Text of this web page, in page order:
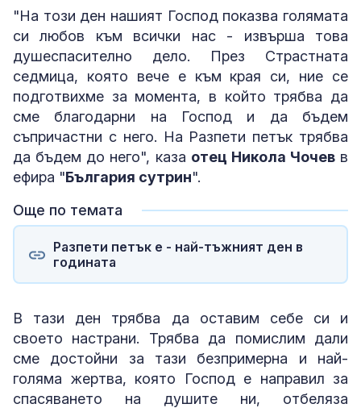
"На този ден нашият Господ показва голямата
си любов към всички нас - извърша това
душеспасително дело. През Страстната
седмица, която вече е към края си, ние се
подготвихме за момента, в който трябва да
сме благодарни на Господ и да бъдем
съпричастни с него. На Разпети петък трябва
да бъдем до него", каза отец Никола Чочевв
ефира "България сутрин".
Още по темата
Разпети петък е - най-тъжният ден в
годината
В тази ден трябва да оставим себе си и
своето настрани. Трябва да помислим дали
сме достойни за тази безпримерна и най-
голяма жертва, която Господ е направил за
спасяването на душите ни, отбеляза